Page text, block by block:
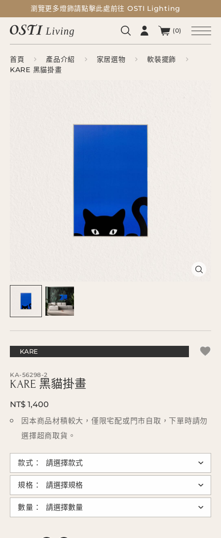
瀏覽更多燈飾請點擊此處前往 OSTI Lighting
瀏覽更多燈飾請點擊此處前往 OSTI Lighting
(0)
首頁 產品介紹 家居選物
軟裝擺飾
KARE 黑貓掛畫
KARE
KA-56298-2
KARE 黑貓掛畫
NT$ 1,400
因本商品材積較大，僅限宅配或門市自取，下單時請勿
選擇超商取貨。
款式：
規格：
數量：